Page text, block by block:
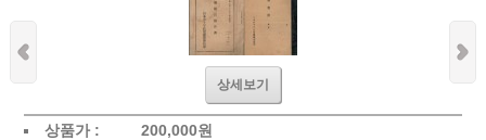
상세보기
상품가 : 200,000원